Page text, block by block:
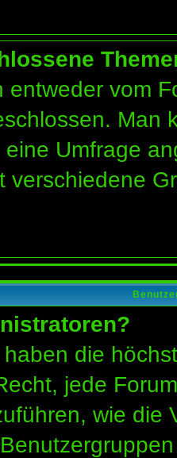
entweder vom
Man
Umfrage
verschiedene
die
jede
wie die